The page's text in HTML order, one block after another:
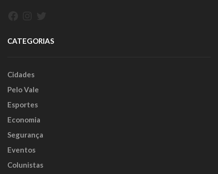
CATEGORIAS
Cidades
Pelo Vale
Esportes
Economia
Segurança
Eventos
Colunistas